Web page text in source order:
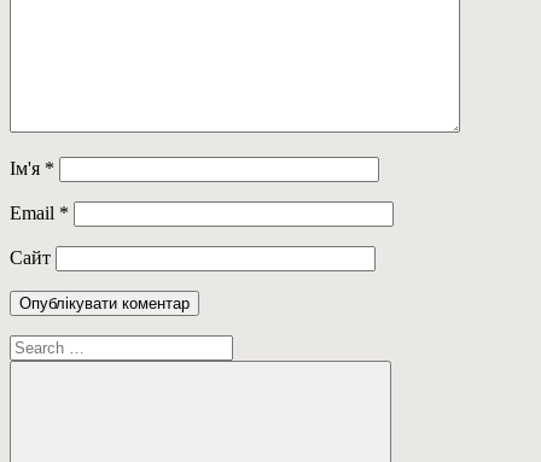
Ім'я *
Email *
Сайт
Пошук: